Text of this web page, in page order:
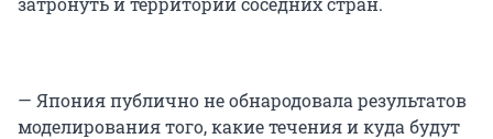
— Япония публично не обнародовала результатов
моделирования того, какие течения и куда будут